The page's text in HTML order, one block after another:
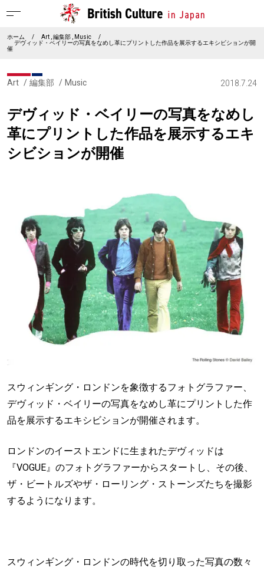
ホーム / Art 編集部 Music /
デヴィッド・ベイリーの写真をなめし革にプリントした作品を展示するエキシビションが開
催
Art 編集部 Music 2018.7.24
デヴィッド・ベイリーの写真をなめし
革にプリントした作品を展示するエキ
シビションが開催
スウィンギング・ロンドンを象徴するフォトグラファー、
デヴィッド・ベイリーの写真をなめし革にプリントした作
品を展示するエキシビションが開催されます。
ロンドンのイーストエンドに生まれたデヴィッドは
『VOGUE』のフォトグラファーからスタートし、その後、
ザ・ビートルズやザ・ローリング・ストーンズたちを撮影
するようになります。
スウィンギング・ロンドンの時代を切り取った写真の数々